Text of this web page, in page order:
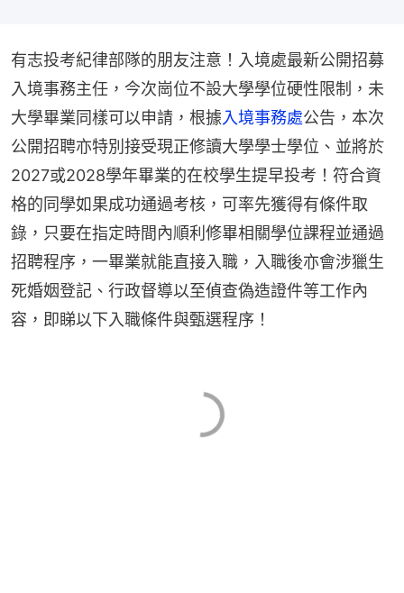
有志投考紀律部隊的朋友注意！入境處最新公開招募
入境事務主任，今次崗位不設大學學位硬性限制，未
大學畢業同樣可以申請，根據入境事務處公告，本次
公開招聘亦特別接受現正修讀大學學士學位、並將於
2027或2028學年畢業的在校學生提早投考！符合資
格的同學如果成功通過考核，可率先獲得有條件取
錄，只要在指定時間內順利修畢相關學位課程並通過
招聘程序，一畢業就能直接入職，入職後亦會涉獵生
死婚姻登記、行政督導以至偵查偽造證件等工作內
容，即睇以下入職條件與甄選程序！